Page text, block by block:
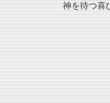
神を待つ喜